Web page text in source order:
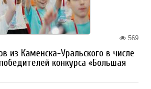
569
из Каменска-Уральского в числе
конкурса «Большая